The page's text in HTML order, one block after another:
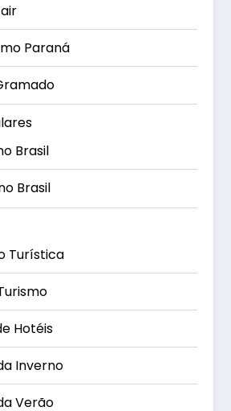
Paraná
Brasil
Brasil
Turística
Hotéis
Inverno
Verão